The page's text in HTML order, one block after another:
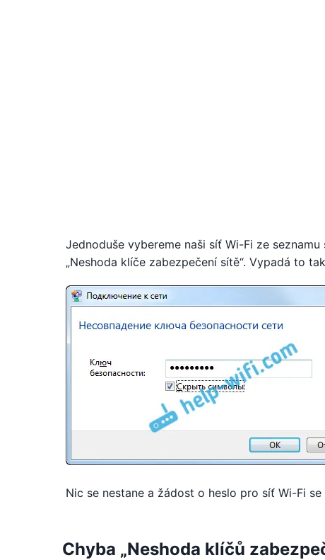
Jednoduše vybereme naši síť Wi-Fi ze
„Neshoda klíče zabezpečení sítě“. Vypadá to
Nic se nestane a žádost o heslo pro síť Wi-Fi
Chyba „Neshoda klíčů